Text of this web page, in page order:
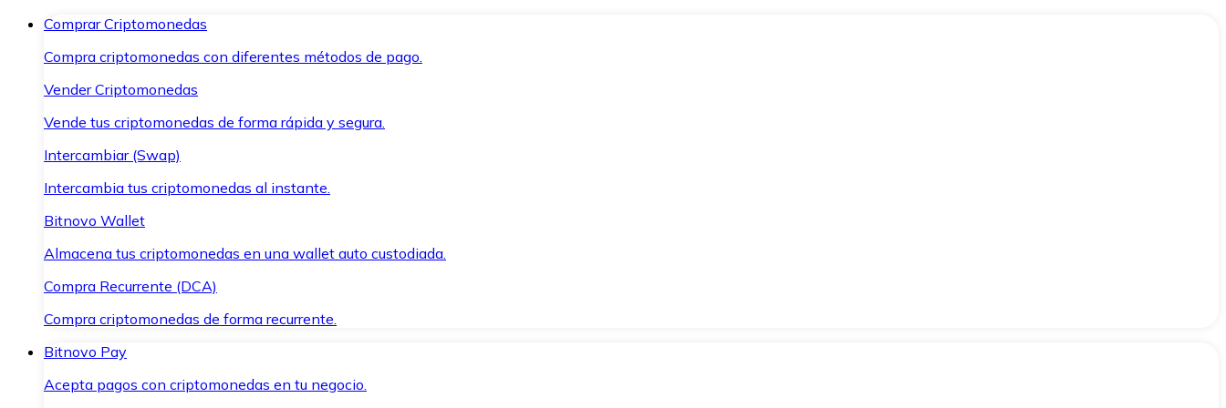
Comprar Criptomonedas
Compra criptomonedas con diferentes métodos de pago.
Vender Criptomonedas
Vende tus criptomonedas de forma rápida y segura.
Intercambiar (Swap)
Intercambia tus criptomonedas al instante.
Bitnovo Wallet
Almacena tus criptomonedas en una wallet auto custodiada.
Compra Recurrente (DCA)
Compra criptomonedas de forma recurrente.
Bitnovo Pay
Acepta pagos con criptomonedas en tu negocio.